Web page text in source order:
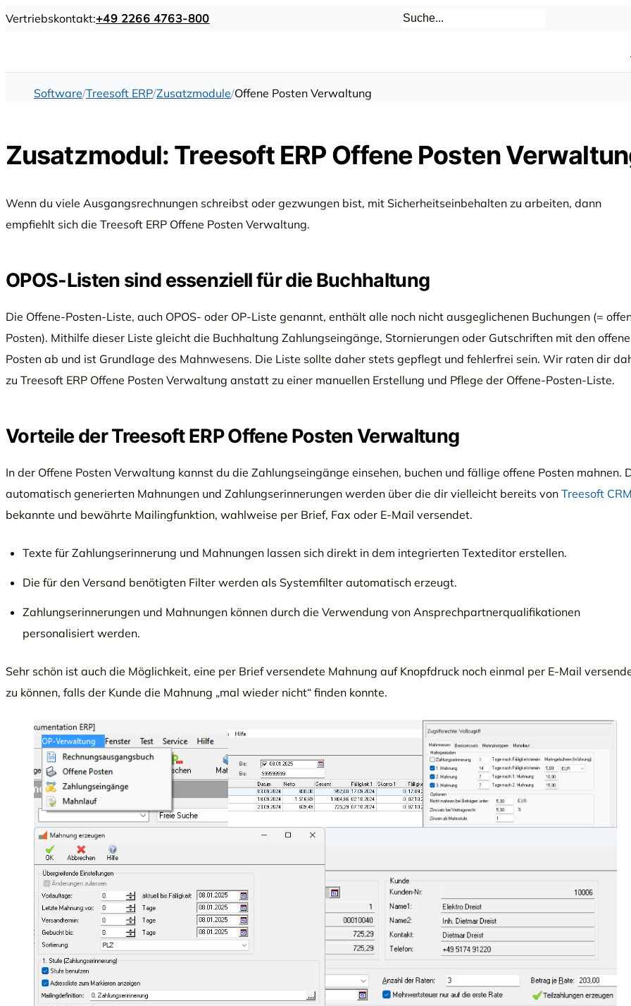
Vertriebskontakt:+49 2266 4763-800
Software Treesoft ERP Zusatzmodule Offene Posten Verwaltung
Zusatzmodul: Treesoft ERP Offene Posten
Wenn du viele Ausgangsrechnungen schreibst oder gezwungen bist, mit Sicherheitseinbehalten zu arbeiten, dann
empfiehlt sich die Treesoft ERP Offene Posten Verwaltung.
OPOS-Listen sind essenziell für die Buchhaltung
Die Offene-Posten-Liste, auch OPOS- oder OP-Liste genannt, enthält alle noch nicht ausgeglichenen Buchungen (=
Posten). Mithilfe dieser Liste gleicht die Buchhaltung Zahlungseingänge, Stornierungen oder Gutschriften mit den
Posten ab und ist Grundlage des Mahnwesens. Die Liste sollte daher stets gepflegt und fehlerfrei sein. Wir raten dir
zu Treesoft ERP Offene Posten Verwaltung anstatt zu einer manuellen Erstellung und Pflege der Offene-Posten-Liste.
Vorteile der Treesoft ERP Offene Posten Verwaltung
In der Offene Posten Verwaltung kannst du die Zahlungseingänge einsehen, buchen und fällige offene Posten mahnen.
automatisch generierten Mahnungen und Zahlungserinnerungen werden über die dir vielleicht bereits von Treesoft
bekannte und bewährte Mailingfunktion, wahlweise per Brief, Fax oder E-Mail versendet.
Texte für Zahlungserinnerung und Mahnungen lassen sich direkt in dem integrierten Texteditor erstellen.
Die für den Versand benötigten Filter werden als Systemfilter automatisch erzeugt.
Zahlungserinnerungen und Mahnungen können durch die Verwendung von Ansprechpartnerqualifikationen
personalisiert werden.
Sehr schön ist auch die Möglichkeit, eine per Brief versendete Mahnung auf Knopfdruck noch einmal per E-Mail
zu können, falls der Kunde die Mahnung „mal wieder nicht“ finden konnte.